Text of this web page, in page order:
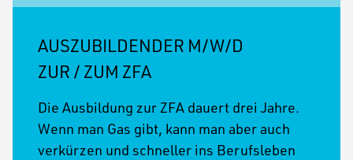
AUSZUBILDENDER M/W/D
ZUR / ZUM ZFA
Die Ausbildung zur ZFA dauert drei Jahre.
Wenn man Gas gibt, kann man aber auch
verkürzen und schneller ins Berufsleben